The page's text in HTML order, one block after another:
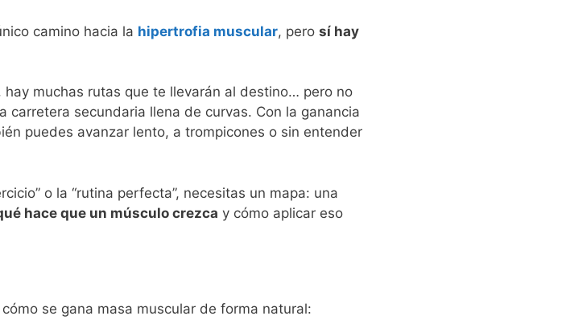
camino hacia la hipertrofia muscular, pero sí hay
muchas rutas que te llevarán al destino… pero no
secundaria llena de curvas. Con la ganancia
puedes avanzar lento, a trompicones o sin entender
o la “rutina perfecta”, necesitas un mapa: una
hace que un músculo crezca y cómo aplicar eso
se gana masa muscular de forma natural: